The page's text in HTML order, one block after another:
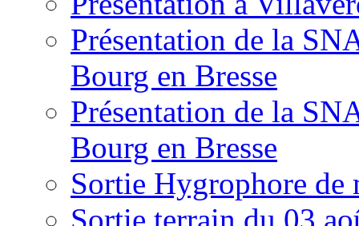
Présentation de la
Bourg en Bresse
Présentation de la
Bourg en Bresse
Sortie Hygrophore de
Sortie terrain du 03